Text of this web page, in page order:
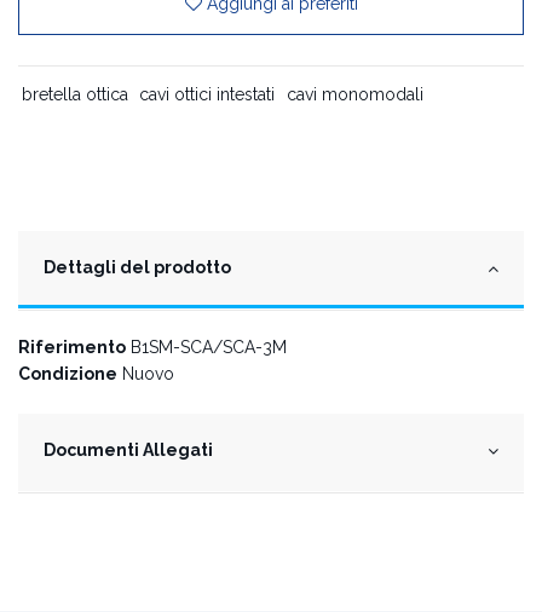
bretella ottica cavi ottici intestati cavi monomodali
Dettagli del prodotto
Riferimento B1SM-SCA/SCA-3M
Condizione Nuovo
Documenti Allegati